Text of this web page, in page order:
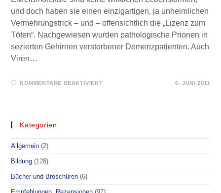
und doch haben sie einen einzigartigen, ja unheimlichen
Vermehrungstrick – und – offensichtlich die „Lizenz zum
Töten“. Nachgewiesen wurden pathologische Prionen in
sezierten Gehirnen verstorbener Demenzpatienten. Auch
Viren…
KOMMENTARE DEAKTIVIERTFÜR
6. JUNI 2011
Kategorien
Allgemein (2)
Bildung (128)
Bücher und Broschüren (6)